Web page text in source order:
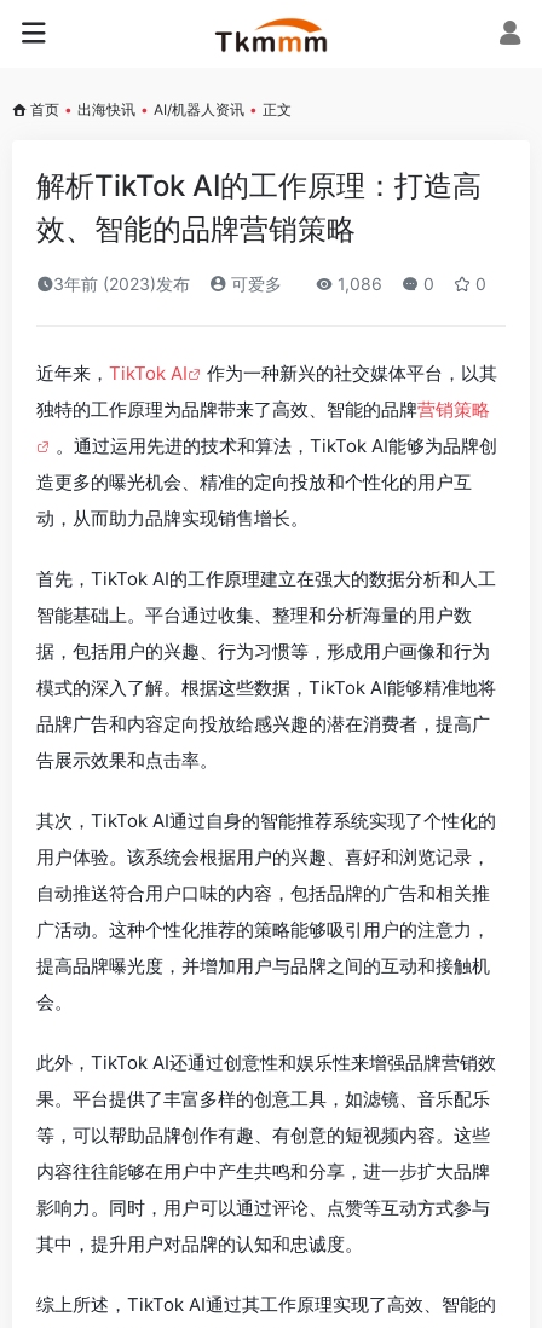
首页 • 出海快讯 • AI/机器人资讯 • 正文
解析TikTok AI的工作原理：打造高
效、智能的品牌营销策略
3年前 (2023)发布 可爱多 1,086 0 0
近年来， TikTok AI
作为一种新兴的社交媒体平台，以其
独特的工作原理为品牌带来了高效、智能的品牌营销策略
。通过运用先进的技术和算法，TikTok AI能够为品牌创
造更多的曝光机会、精准的定向投放和个性化的用户互
动，从而助力品牌实现销售增长。
首先，TikTok AI的工作原理建立在强大的数据分析和人工
智能基础上。平台通过收集、整理和分析海量的用户数
据，包括用户的兴趣、行为习惯等，形成用户画像和行为
模式的深入了解。根据这些数据，TikTok AI能够精准地将
品牌广告和内容定向投放给感兴趣的潜在消费者，提高广
告展示效果和点击率。
其次，TikTok AI通过自身的智能推荐系统实现了个性化的
用户体验。该系统会根据用户的兴趣、喜好和浏览记录，
自动推送符合用户口味的内容，包括品牌的广告和相关推
广活动。这种个性化推荐的策略能够吸引用户的注意力，
提高品牌曝光度，并增加用户与品牌之间的互动和接触机
会。
此外，TikTok AI还通过创意性和娱乐性来增强品牌营销效
果。平台提供了丰富多样的创意工具，如滤镜、音乐配乐
等，可以帮助品牌创作有趣、有创意的短视频内容。这些
内容往往能够在用户中产生共鸣和分享，进一步扩大品牌
影响力。同时，用户可以通过评论、点赞等互动方式参与
其中，提升用户对品牌的认知和忠诚度。
综上所述，TikTok AI通过其工作原理实现了高效、智能的